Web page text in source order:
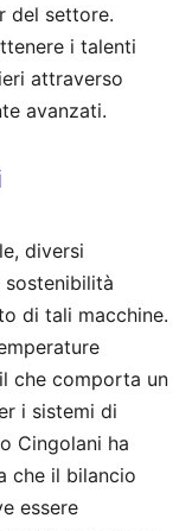
del settore.
i talenti
attraverso
avanzati.
diversi
di tali macchine.
che comporta un
i sistemi di
Cingolani ha
che il bilancio
essere